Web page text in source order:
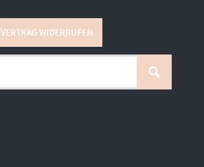
VERTRAG WIDERRUFEN